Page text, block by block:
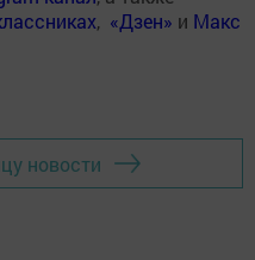
, «Дзен» и Макс
новости